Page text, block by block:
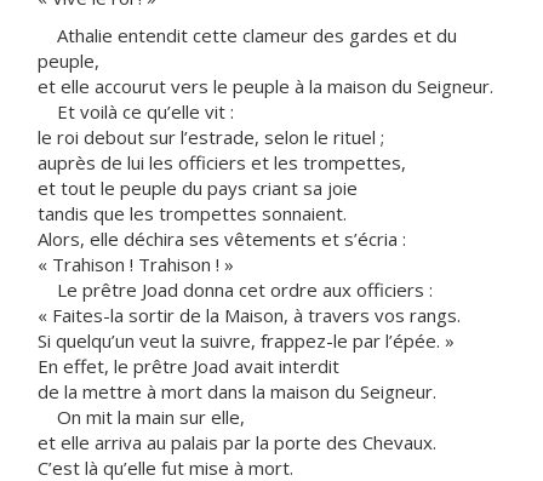
Athalie entendit cette clameur des gardes et du
peuple,
et elle accourut vers le peuple à la maison du Seigneur.
Et voilà ce qu’elle vit :
le roi debout sur l’estrade, selon le rituel ;
auprès de lui les officiers et les trompettes,
et tout le peuple du pays criant sa joie
tandis que les trompettes sonnaient.
Alors, elle déchira ses vêtements et s’écria :
« Trahison ! Trahison ! »
Le prêtre Joad donna cet ordre aux officiers :
« Faites-la sortir de la Maison, à travers vos rangs.
Si quelqu’un veut la suivre, frappez-le par l’épée. »
En effet, le prêtre Joad avait interdit
de la mettre à mort dans la maison du Seigneur.
On mit la main sur elle,
et elle arriva au palais par la porte des Chevaux.
C’est là qu’elle fut mise à mort.